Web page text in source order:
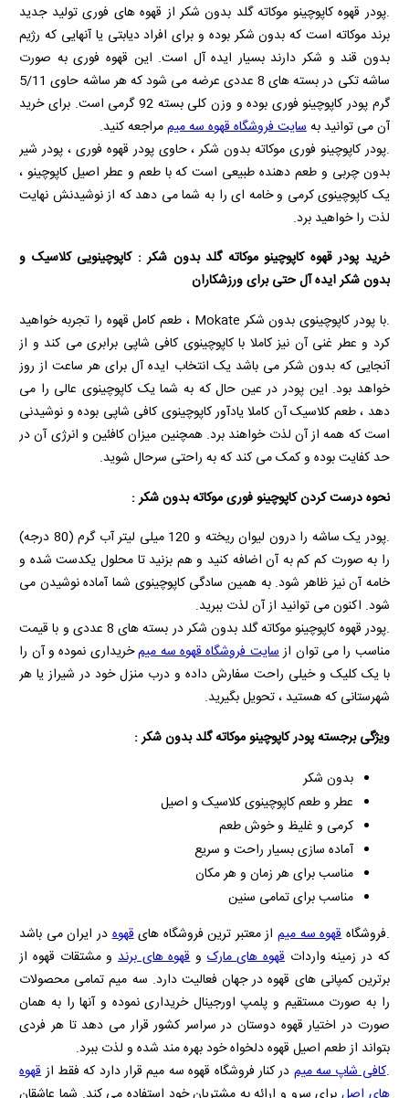
.پودر قهوه کاپوچینو موکاته گلد بدون شکر از قهوه های فوری تولید جدید
برند موکاته است که بدون شکر بوده و برای افراد دیابتی یا آنهایی که رژیم
بدون قند و شکر دارند بسیار ایده آل است. این قهوه فوری به صورت
ساشه تکی در بسته های 8 عددی عرضه می شود که هر ساشه حاوی 5/11
گرم پودر کاپوچینو فوری بوده و وزن کلی بسته 92 گرمی است. برای خرید
آن می توانید بهسایت فروشگاه قهوه سه میممراجعه کنید.
.پودر کاپوچینو فوری موکاته بدون شکر ، حاوی پودر قهوه فوری ، پودر شیر
بدون چربی و طعم دهنده طبیعی است که با طعم و عطر اصیل کاپوچینو ،
یک کاپوچینوی کرمی و خامه ای را به شما می دهد که از نوشیدنش نهایت
لذت را خواهید برد.
خرید پودر قهوه کاپوچینو موکاته گلد بدون شکر : کاپوچینویی کلاسیک و
بدون شکر ایده آل حتی برای ورزشکاران
.با پودر کاپوچینوی بدون شکر Mokate ، طعم کامل قهوه را تجربه خواهید
کرد و عطر غنی آن نیز کاملا با کاپوچینوی کافی شاپی برابری می کند و از
آنجایی که بدون شکر می باشد یک انتخاب ایده آل برای هر ساعت از روز
خواهد بود. این پودر در عین حال که به شما یک کاپوچینوی عالی را می
دهد ، طعم کلاسیک آن کاملا یادآور کاپوچینوی کافی شاپی بوده و نوشیدنی
است که همه از آن لذت خواهند برد. همچنین میزان کافئین و انرژی آن در
حد کفایت بوده و کمک می کند که به راحتی سرحال شوید.
نحوه درست کردن کاپوچینو فوری موکاته بدون شکر :
.پودر یک ساشه را درون لیوان ریخته و 120 میلی لیتر آب گرم (80 درجه)
را به صورت کم کم به آن اضافه کنید و هم بزنید تا محلول یکدست شده و
خامه آن نیز ظاهر شود. به همین سادگی کاپوچینوی شما آماده نوشیدن می
شود. اکنون می توانید از آن لذت ببرید.
.پودر قهوه کاپوچینو موکاته گلد بدون شکر در بسته های 8 عددی و با قیمت
مناسب را می توان ازسایت فروشگاه قهوه سه میمخریداری نموده و آن را
با یک کلیک و خیلی راحت سفارش داده و درب منزل خود در شیراز یا هر
شهرستانی که هستید ، تحویل بگیرید.
ویژگی برجسته پودر کاپوچینو موکاته گلد بدون شکر :
بدون شکر
عطر و طعم کاپوچینوی کلاسیک و اصیل
کرمی و غلیظ و خوش طعم
آماده سازی بسیار راحت و سریع
مناسب برای هر زمان و هر مکان
مناسب برای تمامی سنین
.فروشگاهقهوه سه میماز معتبر ترین فروشگاه هایقهوهدر ایران می باشد
که در زمینه واردات قهوه های مارکوقهوه های برند و مشتقات قهوه از
برترین کمپانی های قهوه در جهان فعالیت دارد. سه میم تمامی محصولات
را به صورت مستقیم و پلمپ اورجینال خریداری نموده و آنها را به همان
صورت در اختیار قهوه دوستان در سراسر کشور قرار می دهد تا هر فردی
بتواند از طعم اصیل قهوه دلخواه خود بهره مند شده و لذت ببرد.
.کافی شاپ سه میم در کنار فروشگاه قهوه سه میم قرار دارد که فقط ازقهوه